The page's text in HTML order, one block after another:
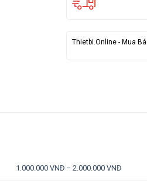
Thietbi.Online - Mua
1.000.000 VNĐ – 2.000.000 VNĐ